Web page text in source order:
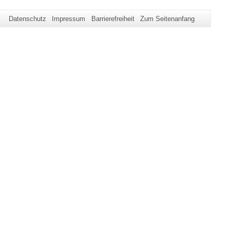
Datenschutz Impressum Barrierefreiheit Zum Seitenanfang